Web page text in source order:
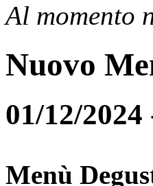
Al momento
Nuovo
01/12/2024
Menù